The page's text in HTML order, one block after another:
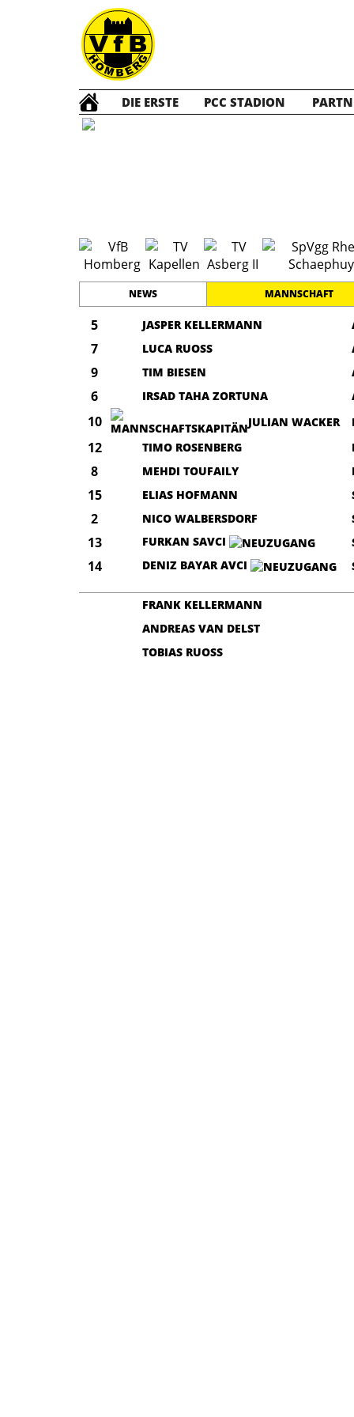
DIE ERSTE PCC STADION
NEWS MANNSCHAFT
5 JASPER KELLERMANN
7 LUCA RUOSS
9 TIM BIESEN
6 IRSAD TAHA ZORTUNA
10 JULIAN WACKER
12 TIMO ROSENBERG
8 MEHDI TOUFAILY
15 ELIAS HOFMANN
2 NICO WALBERSDORF
13 FURKAN SAVCI
14 DENIZ BAYAR AVCI
FRANK KELLERMANN
ANDREAS VAN DELST
TOBIAS RUOSS